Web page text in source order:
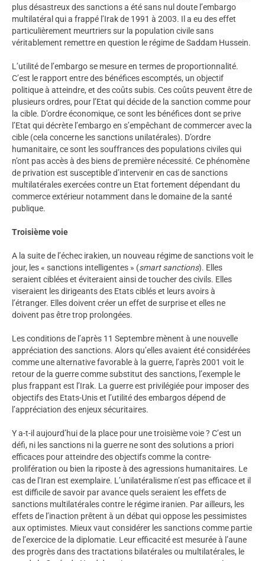
plus désastreux des sanctions a été sans nul doute l’embargo
multilatéral qui a frappé l’Irak de 1991 à 2003. Il a eu des effet
particulièrement meurtriers sur la population civile sans
véritablement remettre en question le régime de Saddam Hussein.
L’utilité de l’embargo se mesure en termes de proportionnalité.
C’est le rapport entre des bénéfices escomptés, un objectif
politique à atteindre, et des coûts subis. Ces coûts peuvent être de
plusieurs ordres, pour l’Etat qui décide de la sanction comme pour
la cible. D’ordre économique, ce sont les bénéfices dont se prive
l’Etat qui décrète l’embargo en s’empêchant de commercer avec la
cible (cela concerne les sanctions unilatérales). D’ordre
humanitaire, ce sont les souffrances des populations civiles qui
n’ont pas accès à des biens de première nécessité. Ce phénomène
de privation est susceptible d’intervenir en cas de sanctions
multilatérales exercées contre un Etat fortement dépendant du
commerce extérieur notamment dans le domaine de la santé
publique.
Troisième voie
A la suite de l’échec irakien, un nouveau régime de sanctions voit le
jour, les « sanctions intelligentes » (smart sanctions). Elles
seraient ciblées et éviteraient ainsi de toucher des civils. Elles
viseraient les dirigeants des Etats ciblés et leurs avoirs à
l’étranger. Elles doivent créer un effet de surprise et elles ne
doivent pas être trop prolongées.
Les conditions de l’après 11 Septembre mènent à une nouvelle
appréciation des sanctions. Alors qu’elles avaient été considérées
comme une alternative favorable à la guerre, l’après 2001 voit le
retour de la guerre comme substitut des sanctions, l’exemple le
plus frappant est l’Irak. La guerre est privilégiée pour imposer des
objectifs des Etats-Unis et l’utilité des embargos dépend de
l’appréciation des enjeux sécuritaires.
Y a-t-il aujourd’hui de la place pour une troisième voie ? C’est un
défi, ni les sanctions ni la guerre ne sont des solutions a priori
efficaces pour atteindre des objectifs comme la contre-
prolifération ou bien la riposte à des agressions humanitaires. Le
cas de l’Iran est exemplaire. L’unilatéralisme n’est pas efficace et il
est difficile de savoir par avance quels seraient les effets de
sanctions multilatérales contre le régime iranien. Par ailleurs, les
effets de l’inaction prêtent à un débat qui oppose les pessimistes
aux optimistes. Mieux vaut considérer les sanctions comme partie
de l’exercice de la diplomatie. Leur efficacité est mesurée à l’aune
des progrès dans des tractations bilatérales ou multilatérales, le